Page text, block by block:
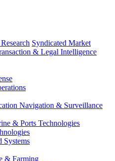
Syndicated Market
& Legal Intelligence
Navigation & Surveillance
& Ports Technologies
Systems
& Farming